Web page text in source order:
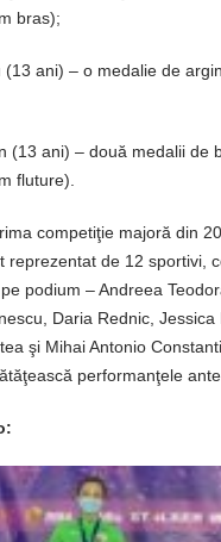
bras);
(13 ani) – o medalie de
(13 ani) – două medalii de
fluture).
competiţie majoră din
reprezentat de 12 sportivi,
podium – Andreea
Daria Rednic, Jessica
şi Mihai Antonio
performanţele